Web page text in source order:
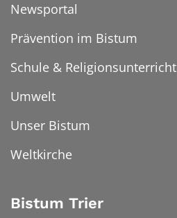
Newsportal
Prävention im Bistum
Schule & Religionsunterricht
Umwelt
Unser Bistum
Weltkirche
Bistum Trier